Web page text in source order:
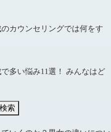
カウンセリングでは何をす
多い悩み11選！ みんなはど
検索